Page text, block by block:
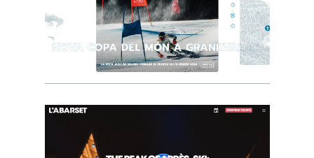
Pic Negre